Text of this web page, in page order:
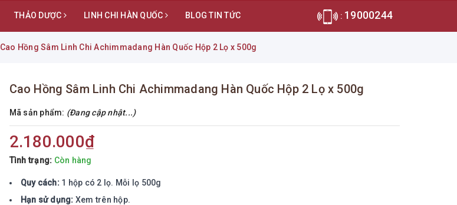
THẢO DƯỢC LINH CHI HÀN QUỐC BLOG TIN TỨC : 19000244
Cao Hồng Sâm Linh Chi Achimmadang Hàn Quốc Hộp 2 Lọ x 500g
Cao Hồng Sâm Linh Chi Achimmadang Hàn Quốc Hộp 2 Lọ x 500g
Mã sản phẩm: (Đang cập nhật...)
2.180.000₫
Tình trạng: Còn hàng
Quy cách:1 hộp có 2 lọ. Mỗi lọ 500g
Hạn sử dụng: Xem trên hộp.